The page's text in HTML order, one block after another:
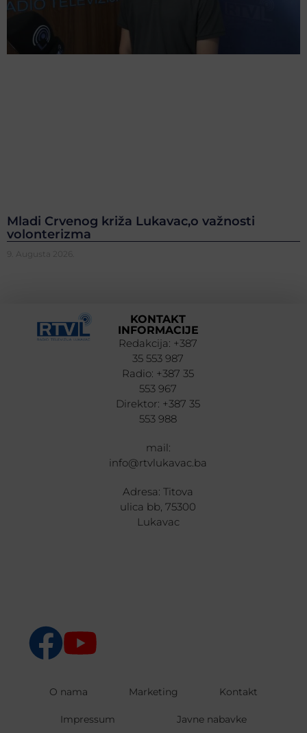
Mladi Crvenog križa Lukavac,o važnosti
volonterizma
9. Augusta 2026.
KONTAKT
INFORMACIJE
Redakcija: +387
35 553 987
Radio: +387 35
553 967
Direktor: +387 35
553 988
mail:
info@rtvlukavac.ba
Adresa: Titova
ulica bb, 75300
Lukavac
O nama Marketing Kontakt
Impressum Javne nabavke